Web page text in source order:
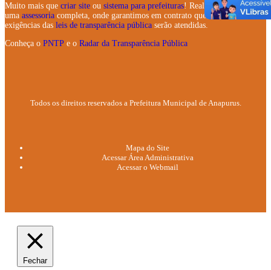
Muito mais que criar site ou sistema para prefeituras! Realizamos
uma assessoria completa, onde garantimos em contrato que todas as
exigências das leis de transparência pública serão atendidas.
Conheça o PNTP e o Radar da Transparência Pública
Todos os direitos reservados a Prefeitura Municipal de Anapurus.
Mapa do Site
Acessar Área Administrativa
Acessar o Webmail
Fechar